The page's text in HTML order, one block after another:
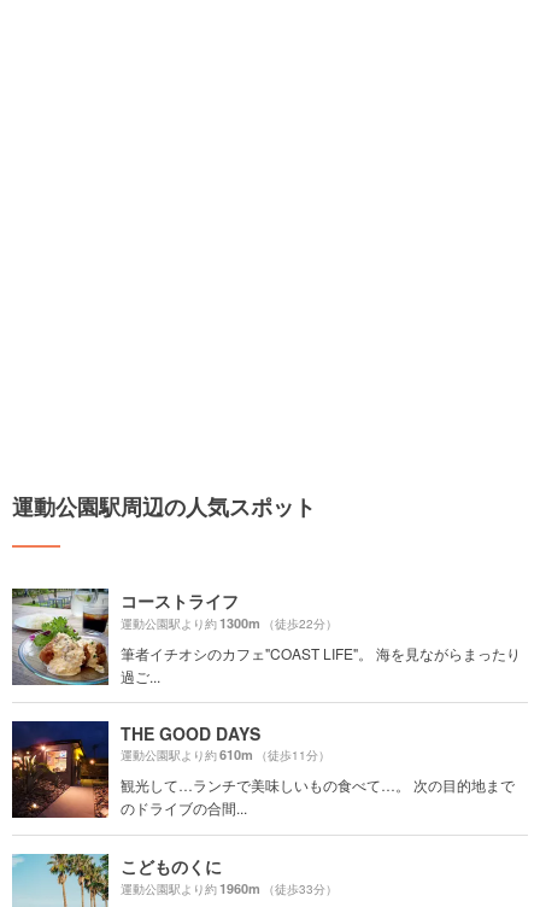
運動公園駅周辺の人気スポット
コーストライフ
運動公園駅より約1300m （徒歩22分）
筆者イチオシのカフェ"COAST LIFE"。 海を見ながらまったり
過ご...
THE GOOD DAYS
運動公園駅より約610m （徒歩11分）
観光して…ランチで美味しいもの食べて…。 次の目的地まで
のドライブの合間...
こどものくに
運動公園駅より約1960m （徒歩33分）